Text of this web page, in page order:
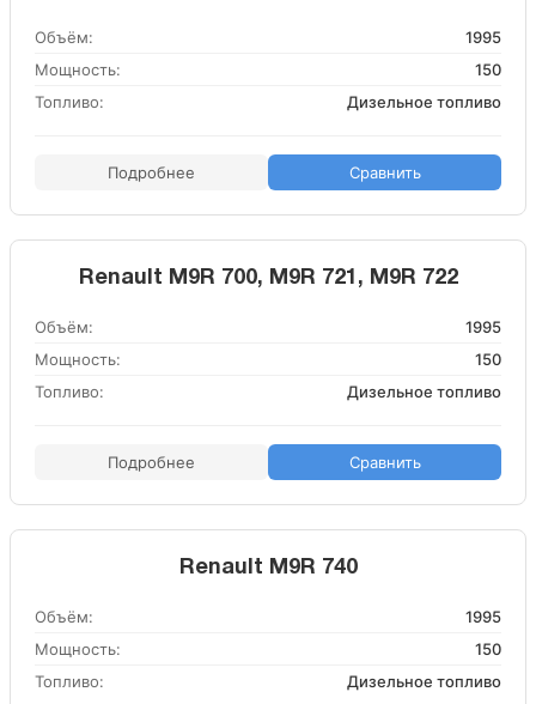
Объём:
1995
Мощность:
150
Топливо:
Дизельное топливо
Подробнее Сравнить
Renault M9R 700, M9R 721, M9R 722
Объём:
1995
Мощность:
150
Топливо:
Дизельное топливо
Подробнее Сравнить
Renault M9R 740
Объём:
1995
Мощность:
150
Топливо:
Дизельное топливо